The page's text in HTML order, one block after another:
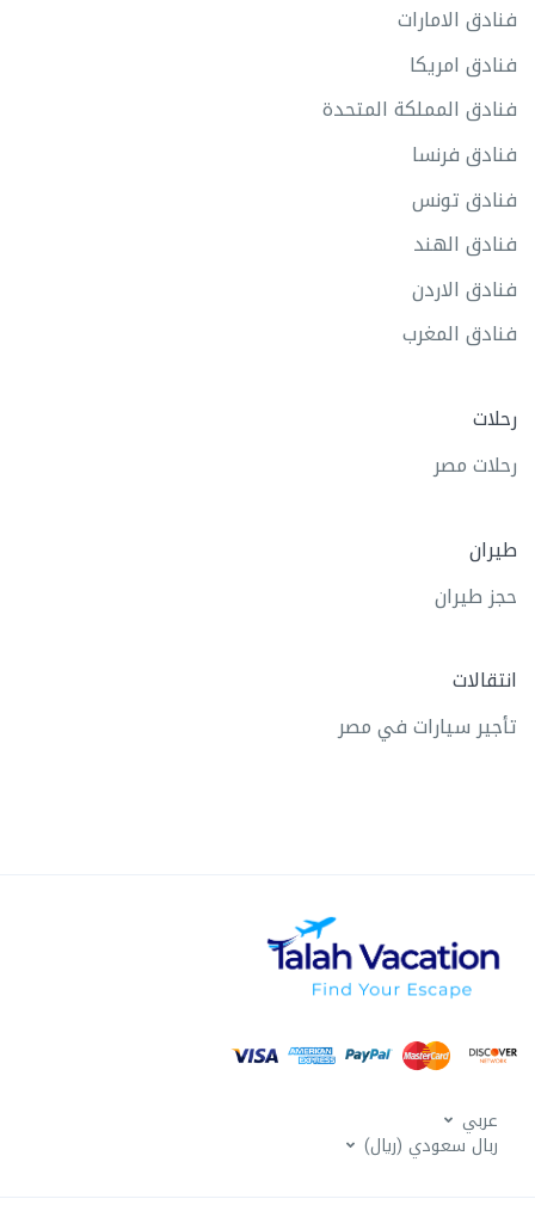
فنادق الامارات
فنادق امريكا
فنادق المملكة المتحدة
فنادق فرنسا
فنادق تونس
فنادق الهند
فنادق الاردن
فنادق المغرب
رحلات
رحلات مصر
طيران
حجز طيران
انتقالات
تأجير سيارات في مصر
عربي
ربال سعودي (ريال)